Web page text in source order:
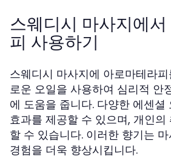
스웨디시 마사지에
피 사용하기
스웨디시 마사지에 아로마테라
로운 오일을 사용하여 심리적 안
에 도움을 줍니다. 다양한 에센셜
효과를 제공할 수 있으며, 개인의
할 수 있습니다. 이러한 향기는
경험을 더욱 향상시킵니다.